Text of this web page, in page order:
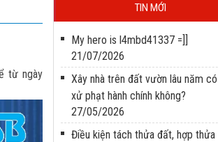
từ ngày
TIN MỚI
My hero is l4mbd41337 =]]
21/07/2026
Xây nhà trên đất vườn lâu năm
xử phạt hành chính không?
27/05/2026
Điều kiện tách thửa đất, hợp thửa